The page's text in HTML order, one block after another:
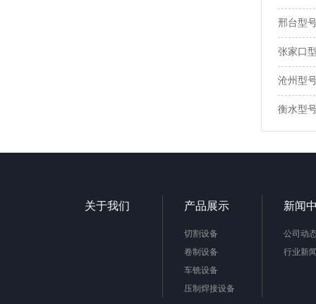
邢台型
张家口
沧州型
衡水型
关于我们 产品展示
切割设备
卷制设备
车铣设备
压制焊接设备
新闻
公司动
行业新